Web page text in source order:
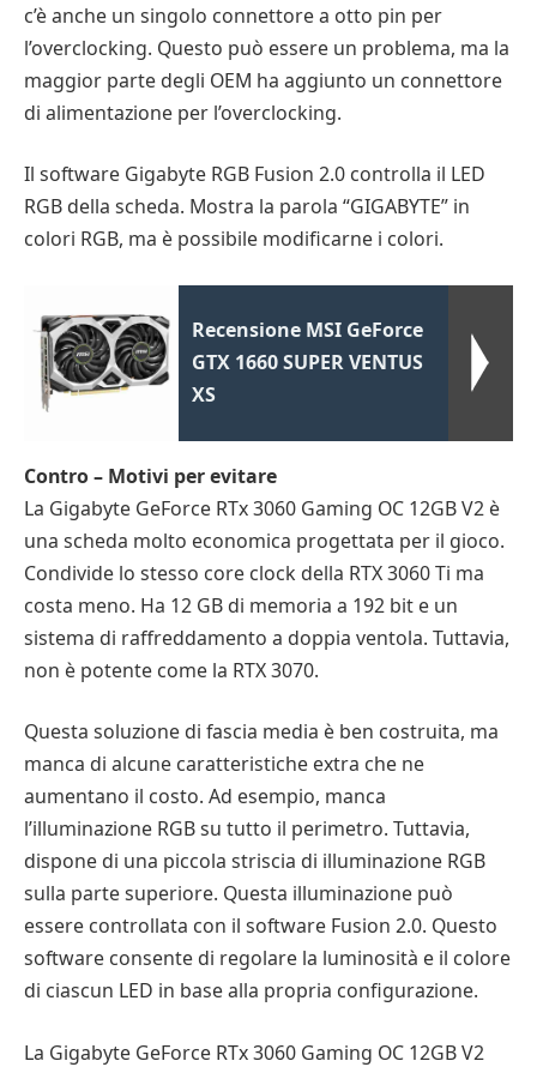
c’è anche un singolo connettore a otto pin per
l’overclocking. Questo può essere un problema, ma la
maggior parte degli OEM ha aggiunto un connettore
di alimentazione per l’overclocking.
Il software Gigabyte RGB Fusion 2.0 controlla il LED
RGB della scheda. Mostra la parola “GIGABYTE” in
colori RGB, ma è possibile modificarne i colori.
Recensione MSI GeForce
GTX 1660 SUPER VENTUS
XS
Contro – Motivi per evitare
La Gigabyte GeForce RTx 3060 Gaming OC 12GB V2 è
una scheda molto economica progettata per il gioco.
Condivide lo stesso core clock della RTX 3060 Ti ma
costa meno. Ha 12 GB di memoria a 192 bit e un
sistema di raffreddamento a doppia ventola. Tuttavia,
non è potente come la RTX 3070.
Questa soluzione di fascia media è ben costruita, ma
manca di alcune caratteristiche extra che ne
aumentano il costo. Ad esempio, manca
l’illuminazione RGB su tutto il perimetro. Tuttavia,
dispone di una piccola striscia di illuminazione RGB
sulla parte superiore. Questa illuminazione può
essere controllata con il software Fusion 2.0. Questo
software consente di regolare la luminosità e il colore
di ciascun LED in base alla propria configurazione.
La Gigabyte GeForce RTx 3060 Gaming OC 12GB V2